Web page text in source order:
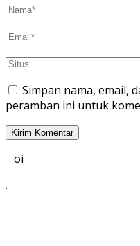
Simpan nama, email,
peramban ini untuk
oi
.